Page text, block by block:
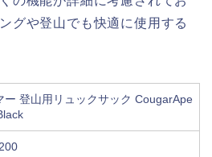
グや登山でも快適に使用する
ー 登山用リュックサック CougarApe